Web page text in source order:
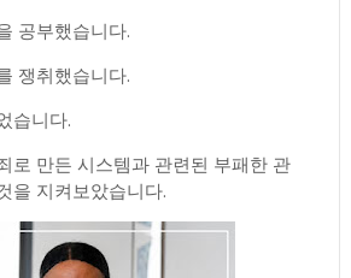
공부했습니다.
쟁취했습니다.
습니다.
로 만든 시스템과 관련된 부패한 관
을 지켜보았습니다.